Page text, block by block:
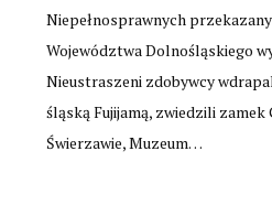
Niepełnosprawnych
Województwa Dolnośląskiego
Nieustraszeni zdobywcy
śląską Fujijamą, zwiedzili zamek
Świerzawie, Muzeum…